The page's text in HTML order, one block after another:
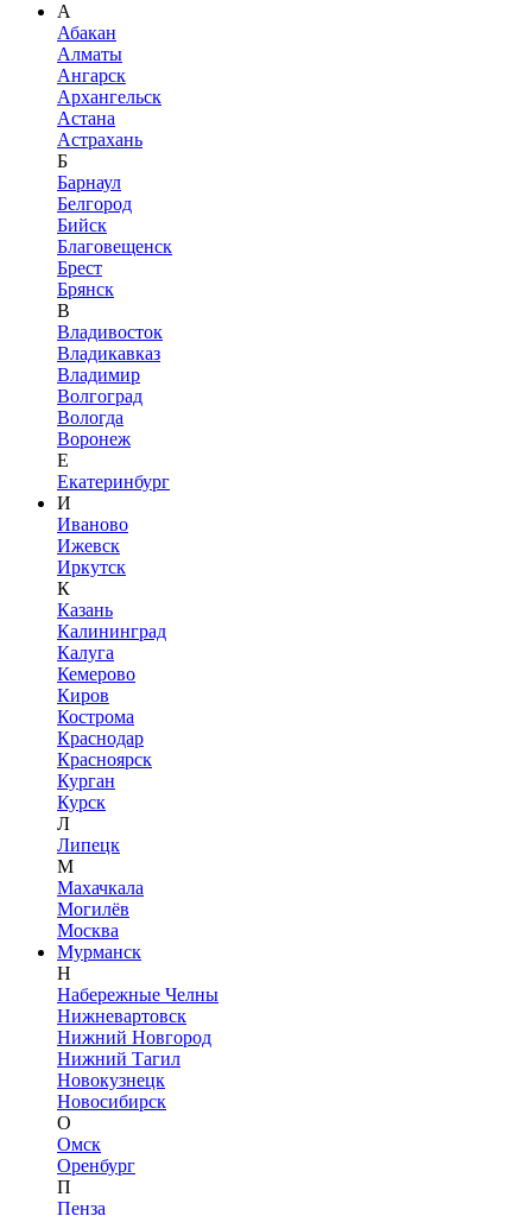
А
Абакан
Алматы
Ангарск
Архангельск
Астана
Астрахань
Б
Барнаул
Белгород
Бийск
Благовещенск
Брест
Брянск
В
Владивосток
Владикавказ
Владимир
Волгоград
Вологда
Воронеж
Е
Екатеринбург
И
Иваново
Ижевск
Иркутск
К
Казань
Калининград
Калуга
Кемерово
Киров
Кострома
Краснодар
Красноярск
Курган
Курск
Л
Липецк
М
Махачкала
Могилёв
Москва
Мурманск
Н
Набережные Челны
Нижневартовск
Нижний Новгород
Нижний Тагил
Новокузнецк
Новосибирск
О
Омск
Оренбург
П
Пенза